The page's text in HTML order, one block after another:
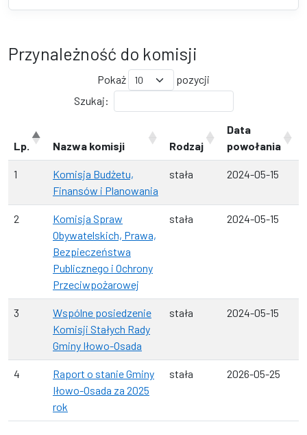
Przynależność do komisji
Pokaż
pozycji
Szukaj:
Lp. Nazwa komisji Rodzaj
Data
powołania
1
Komisja Budżetu,
Finansów i Planowania
stała 2024-05-15
2
Komisja Spraw
Obywatelskich, Prawa,
Bezpieczeństwa
Publicznego i Ochrony
Przeciwpożarowej
stała 2024-05-15
3
Wspólne posiedzenie
Komisji Stałych Rady
Gminy Iłowo-Osada
stała 2024-05-15
4
Raport o stanie Gminy
Iłowo-Osada za 2025
rok
stała 2026-05-25